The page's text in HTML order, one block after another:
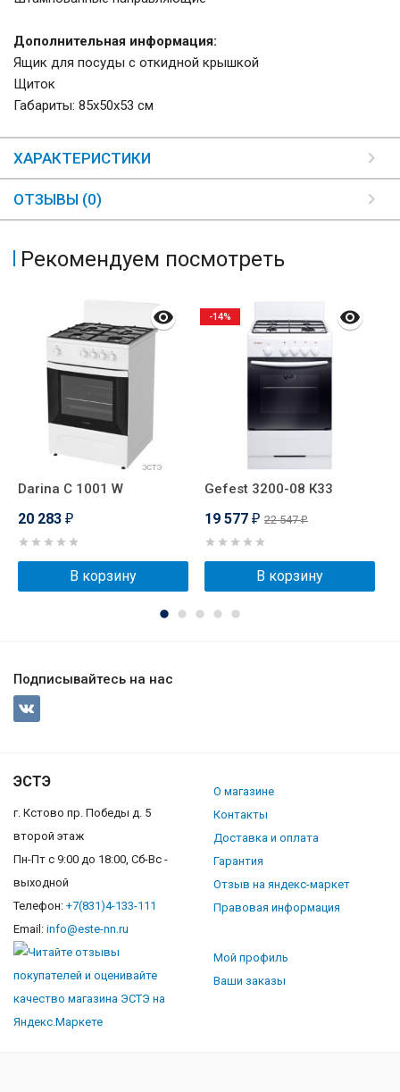
Дополнительная информация:
Ящик для посуды с откидной крышкой
Щиток
Габариты: 85х50х53 см
ХАРАКТЕРИСТИКИ
ОТЗЫВЫ (0)
Рекомендуем посмотреть
Darina C 1001 W
20 283 ₽
В корзину
Gefest 3200-08 К33
19 577 ₽ 22 547₽
В корзину
-14%
Подписывайтесь на нас
ЭСТЭ
г. Кстово пр. Победы д. 5
второй этаж
Пн-Пт с 9:00 до 18:00, Сб-Вс -
выходной
Телефон: +7(831)4-133-111
Email: info@este-nn.ru
О магазине
Контакты
Доставка и оплата
Гарантия
Отзыв на яндекс-маркет
Правовая информация
Мой профиль
Ваши заказы